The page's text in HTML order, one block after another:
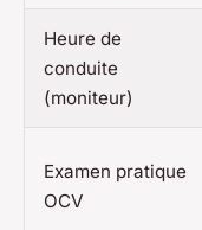
Heure de
conduite
(moniteur)
Examen pratique
OCV